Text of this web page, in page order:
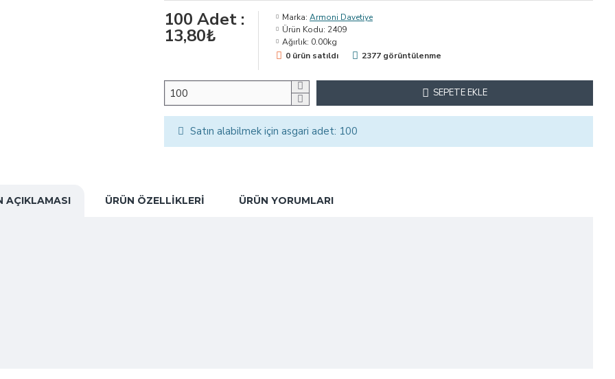
100 Adet :
13,80₺
Marka: Armoni Davetiye
Ürün Kodu: 2409
Ağırlık: 0.00kg
0 ürün satıldı
2377 görüntülenme
SEPETE EKLE
Satın alabilmek için asgari adet: 100
AÇIKLAMASI ÜRÜN ÖZELLIKLERI ÜRÜN YORUMLARI